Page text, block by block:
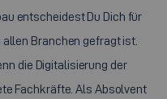
entscheidest Du Dich für
Branchen gefragt ist.
die Digitalisierung der
Fachkräfte. Als Absolvent